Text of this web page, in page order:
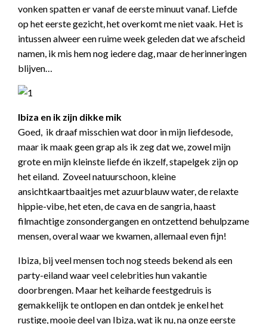
vonken spatten er vanaf de eerste minuut vanaf. Liefde
op het eerste gezicht, het overkomt me niet vaak. Het is
intussen alweer een ruime week geleden dat we afscheid
namen, ik mis hem nog iedere dag, maar de herinneringen
blijven…
Ibiza en ik zijn dikke mik
Goed, ik draaf misschien wat door in mijn liefdesode,
maar ik maak geen grap als ik zeg dat we, zowel mijn
grote en mijn kleinste liefde én ikzelf, stapelgek zijn op
het eiland. Zoveel natuurschoon, kleine
ansichtkaartbaaitjes met azuurblauw water, de relaxte
hippie-vibe, het eten, de cava en de sangria, haast
filmachtige zonsondergangen en ontzettend behulpzame
mensen, overal waar we kwamen, allemaal even fijn!
Ibiza, bij veel mensen toch nog steeds bekend als een
party-eiland waar veel celebrities hun vakantie
doorbrengen. Maar het keiharde feestgedruis is
gemakkelijk te ontlopen en dan ontdek je enkel het
rustige, mooie deel van Ibiza, wat ik nu, na onze eerste